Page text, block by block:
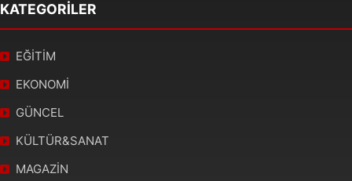
KATEGORİLER
EĞİTİM
EKONOMİ
GÜNCEL
KÜLTÜR&SANAT
MAGAZİN